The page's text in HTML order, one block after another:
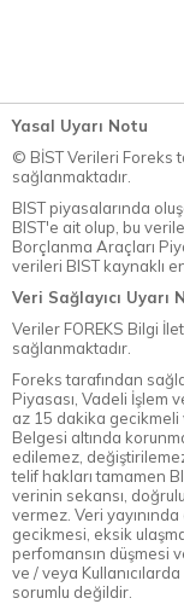
Yasal Uyarı Notu
© BİST Verileri Foreks
sağlanmaktadır.
BIST piyasalarında
BIST'e ait olup, bu
Borçlanma Araçları
verileri BIST kaynaklı
Veri Sağlayıcı Uyarı
Veriler FOREKS Bilgi
sağlanmaktadır.
Foreks tarafından
Piyasası, Vadeli İşlem
az 15 dakika gecikmeli
Belgesi altında
edilemez,
telif hakları tamamen
verinin sekansı,
vermez. Veri
gecikmesi, eksik
perfomansın düşmesi
ve / veya
sorumlu değildir.